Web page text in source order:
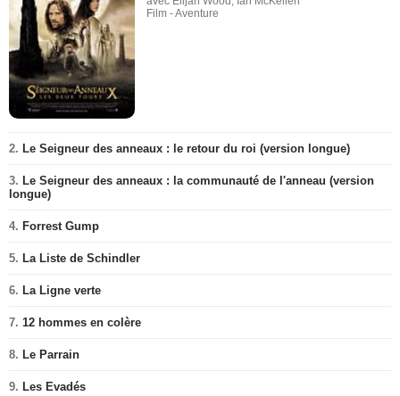
Film - Aventure
2. Le Seigneur des anneaux : le retour du roi (version longue)
3. Le Seigneur des anneaux : la communauté de l'anneau (version
longue)
4. Forrest Gump
5. La Liste de Schindler
6. La Ligne verte
7. 12 hommes en colère
8. Le Parrain
9. Les Evadés